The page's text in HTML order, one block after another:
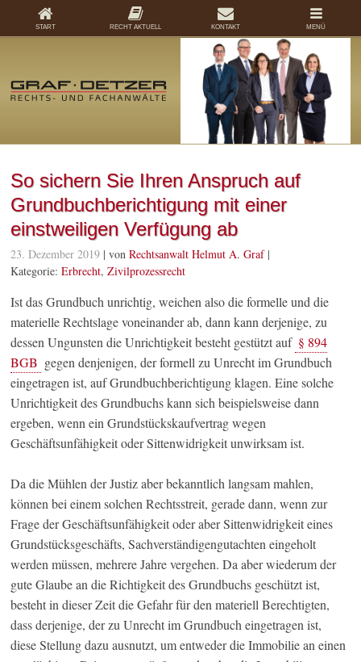
So sichern Sie Ihren Anspruch auf
Grundbuchberichtigung mit einer
einstweiligen Verfügung ab
23. Dezember 2019 | vonRechtsanwalt Helmut A. Graf|
Kategorie:Erbrecht,Zivilprozessrecht
Ist das Grundbuch unrichtig, weichen also die formelle und die
materielle Rechtslage voneinander ab, dann kann derjenige, zu
dessen Ungunsten die Unrichtigkeit besteht gestützt auf § 894
BGB gegen denjenigen, der formell zu Unrecht im Grundbuch
eingetragen ist, auf Grundbuchberichtigung klagen. Eine solche
Unrichtigkeit des Grundbuchs kann sich beispielsweise dann
ergeben, wenn ein Grundstückskaufvertrag wegen
Geschäftsunfähigkeit oder Sittenwidrigkeit unwirksam ist.
Da die Mühlen der Justiz aber bekanntlich langsam mahlen,
können bei einem solchen Rechtsstreit, gerade dann, wenn zur
Frage der Geschäftsunfähigkeit oder aber Sittenwidrigkeit eines
Grundstücksgeschäfts, Sachverständigengutachten eingeholt
werden müssen, mehrere Jahre vergehen. Da aber wiederum der
gute Glaube an die Richtigkeit des Grundbuchs geschützt ist,
besteht in dieser Zeit die Gefahr für den materiell Berechtigten,
dass derjenige, der zu Unrecht im Grundbuch eingetragen ist,
diese Stellung dazu ausnutzt, um entweder die Immobilie an einen
START RECHT AKTUELL KONTAKT MENÜ